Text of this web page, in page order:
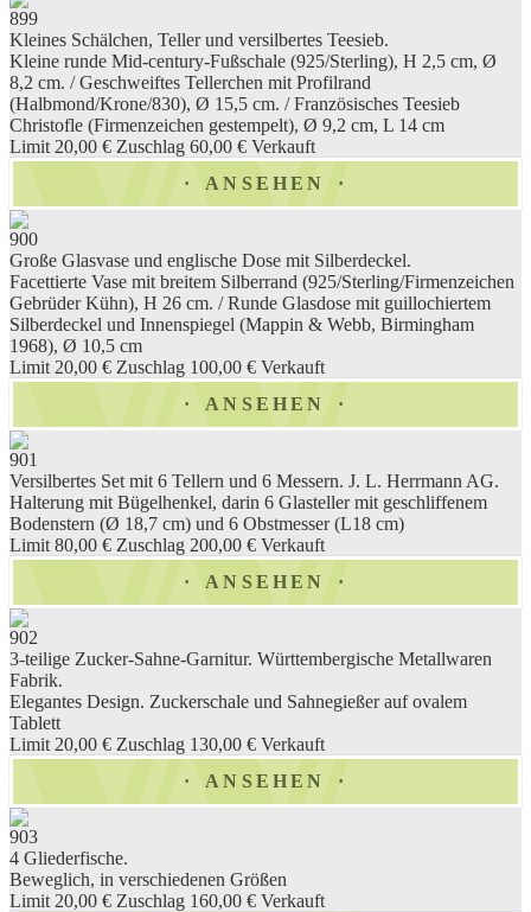
899
Kleines Schälchen, Teller und versilbertes Teesieb.
Kleine runde Mid-century-Fußschale (925/Sterling), H 2,5 cm, Ø
8,2 cm. / Geschweiftes Tellerchen mit Profilrand
(Halbmond/Krone/830), Ø 15,5 cm. / Französisches Teesieb
Christofle (Firmenzeichen gestempelt), Ø 9,2 cm, L 14 cm
Limit 20,00 € Zuschlag 60,00 € Verkauft
ANSEHEN
900
Große Glasvase und englische Dose mit Silberdeckel.
Facettierte Vase mit breitem Silberrand (925/Sterling/Firmenzeichen
Gebrüder Kühn), H 26 cm. / Runde Glasdose mit guillochiertem
Silberdeckel und Innenspiegel (Mappin & Webb, Birmingham
1968), Ø 10,5 cm
Limit 20,00 € Zuschlag 100,00 € Verkauft
ANSEHEN
901
Versilbertes Set mit 6 Tellern und 6 Messern. J. L. Herrmann AG.
Halterung mit Bügelhenkel, darin 6 Glasteller mit geschliffenem
Bodenstern (Ø 18,7 cm) und 6 Obstmesser (L18 cm)
Limit 80,00 € Zuschlag 200,00 € Verkauft
ANSEHEN
902
3-teilige Zucker-Sahne-Garnitur. Württembergische Metallwaren
Fabrik.
Elegantes Design. Zuckerschale und Sahnegießer auf ovalem
Tablett
Limit 20,00 € Zuschlag 130,00 € Verkauft
ANSEHEN
903
4 Gliederfische.
Beweglich, in verschiedenen Größen
Limit 20,00 € Zuschlag 160,00 € Verkauft